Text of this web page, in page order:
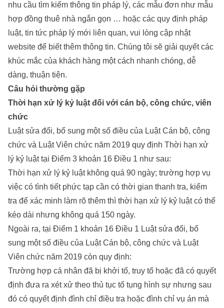
nhu cầu tìm kiếm thông tin pháp lý, các mẫu đơn như mẫu
hợp đồng thuê nhà ngắn gọn … hoặc các quy định pháp
luật, tin tức pháp lý mới liên quan, vui lòng cập nhật
website để biết thêm thông tin. Chúng tôi sẽ giải quyết các
khúc mắc của khách hàng một cách nhanh chóng, dễ
dàng, thuận tiện.
Câu hỏi thường gặp
Thời hạn xử lý kỷ luật đối với cán bộ, công chức, viên
chức
Luật sửa đổi, bổ sung một số điều của Luật Cán bộ, công
chức và Luật Viên chức năm 2019 quy định Thời hạn xử
lý kỷ luật tại Điểm 3 khoản 16 Điều 1 như sau:
Thời hạn xử lý kỷ luật không quá 90 ngày; trường hợp vụ
việc có tình tiết phức tạp cần có thời gian thanh tra, kiểm
tra để xác minh làm rõ thêm thì thời hạn xử lý kỷ luật có thể
kéo dài nhưng không quá 150 ngày.
Ngoài ra, tại Điểm 1 khoản 16 Điều 1 Luật sửa đổi, bổ
sung một số điều của Luật Cán bộ, công chức và Luật
Viên chức năm 2019 còn quy định:
Trường hợp cá nhân đã bị khởi tố, truy tố hoặc đã có quyết
định đưa ra xét xử theo thủ tục tố tụng hình sự nhưng sau
đó có quyết định đình chỉ điều tra hoặc đình chỉ vụ án mà